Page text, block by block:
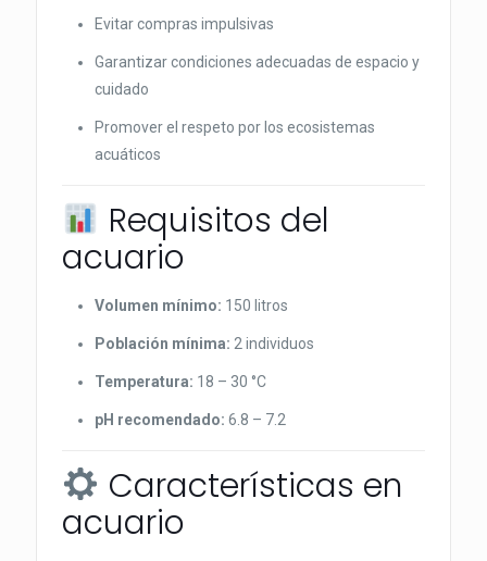
Evitar compras impulsivas
Garantizar condiciones adecuadas de espacio y
cuidado
Promover el respeto por los ecosistemas
acuáticos
Requisitos del
acuario
Volumen mínimo: 150 litros
Población mínima: 2 individuos
Temperatura: 18 – 30 °C
pH recomendado: 6.8 – 7.2
Características en
acuario